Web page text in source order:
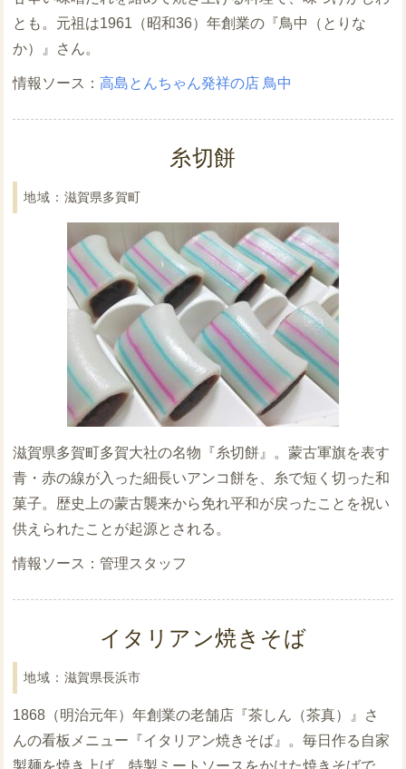
とも。元祖は1961（昭和36）年創業の『鳥中（とりな
か）』さん。
高島とんちゃん発祥の店 鳥中
糸切餅
滋賀県多賀町
滋賀県多賀町多賀大社の名物『糸切餅』。蒙古軍旗を表す
青・赤の線が入った細長いアンコ餅を、糸で短く切った和
菓子。歴史上の蒙古襲来から免れ平和が戻ったことを祝い
供えられたことが起源とされる。
管理スタッフ
イタリアン焼きそば
滋賀県長浜市
1868（明治元年）年創業の老舗店『茶しん（茶真）』さ
んの看板メニュー『イタリアン焼きそば』。毎日作る自家
製麺を焼き上げ、特製ミートソースをかけた焼きそばで